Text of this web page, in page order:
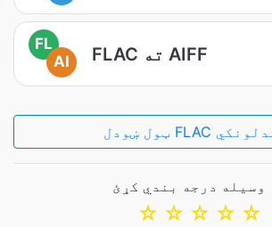
FL
AI
FLAC ته AIFF
وسیله درجه بندي کړئ
☆
☆
☆
☆
☆